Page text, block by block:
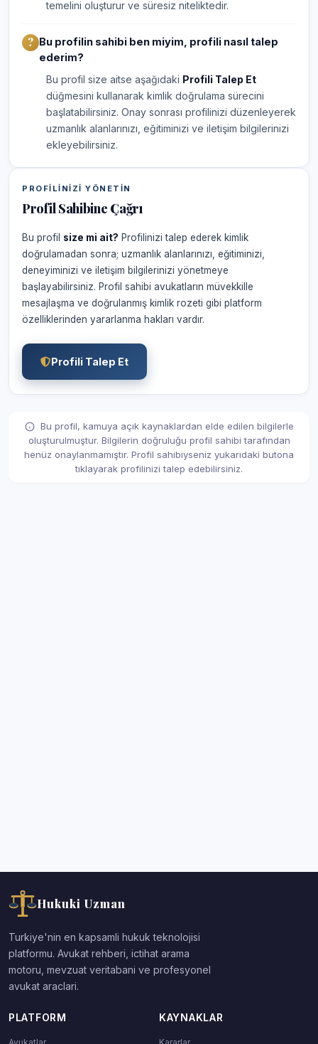
temelini oluşturur ve süresiz niteliktedir.
Bu profilin sahibi ben miyim, profili nasıl talep
ederim?
Bu profil size aitse aşağıdaki Profili Talep Et
düğmesini kullanarak kimlik doğrulama sürecini
başlatabilirsiniz. Onay sonrası profilinizi düzenleyerek
uzmanlık alanlarınızı, eğitiminizi ve iletişim bilgilerinizi
ekleyebilirsiniz.
PROFILINIZI YÖNETIN
Profil Sahibine Çağrı
Bu profil size mi ait? Profilinizi talep ederek kimlik
doğrulamadan sonra; uzmanlık alanlarınızı, eğitiminizi,
deneyiminizi ve iletişim bilgilerinizi yönetmeye
başlayabilirsiniz. Profil sahibi avukatların müvekkille
mesajlaşma ve doğrulanmış kimlik rozeti gibi platform
özelliklerinden yararlanma hakları vardır.
Profili Talep Et
Bu profil, kamuya açık kaynaklardan elde edilen bilgilerle
oluşturulmuştur. Bilgilerin doğruluğu profil sahibi tarafından
henüz onaylanmamıştır. Profil sahibiyseniz yukarıdaki butona
tıklayarak profilinizi talep edebilirsiniz.
Hukuki Uzman
Turkiye'nin en kapsamli hukuk teknolojisi
platformu. Avukat rehberi, ictihat arama
motoru, mevzuat veritabani ve profesyonel
avukat araclari.
PLATFORM KAYNAKLAR